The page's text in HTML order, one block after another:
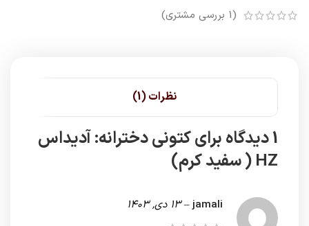
(
1 بررسی مشتری)
نظرات (1)
1 دیدگاه برای
کتونی دخترانه: آدیداس
HZ ( سفید کرم)
jamali
– 13 دی, 1403